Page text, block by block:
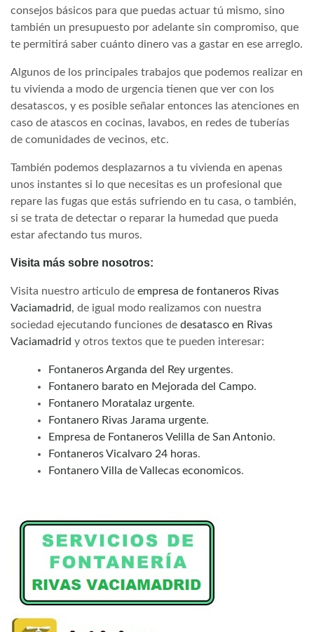
consejos básicos para que puedas actuar tú mismo, sino
también un presupuesto por adelante sin compromiso, que
te permitirá saber cuánto dinero vas a gastar en ese arreglo.
Algunos de los principales trabajos que podemos realizar en
tu vivienda a modo de urgencia tienen que ver con los
desatascos, y es posible señalar entonces las atenciones en
caso de atascos en cocinas, lavabos, en redes de tuberías
de comunidades de vecinos, etc.
También podemos desplazarnos a tu vivienda en apenas
unos instantes si lo que necesitas es un profesional que
repare las fugas que estás sufriendo en tu casa, o también,
si se trata de detectar o reparar la humedad que pueda
estar afectando tus muros.
Visita más sobre nosotros:
Visita nuestro articulo de empresa de fontaneros Rivas
Vaciamadrid, de igual modo realizamos con nuestra
sociedad ejecutando funciones de desatasco en Rivas
Vaciamadrid y otros textos que te pueden interesar:
Fontaneros Arganda del Rey urgentes.
Fontanero barato en Mejorada del Campo.
Fontanero Moratalaz urgente.
Fontanero Rivas Jarama urgente.
Empresa de Fontaneros Velilla de San Antonio.
Fontaneros Vicalvaro 24 horas.
Fontanero Villa de Vallecas economicos.